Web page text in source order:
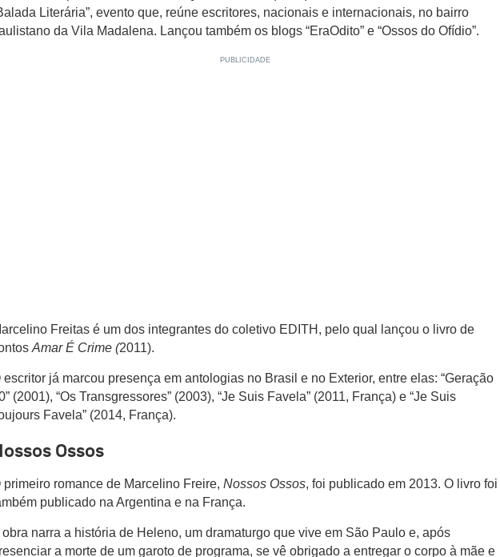
Literária”, evento que, reúne escritores, nacionais e internacionais, no bairro
da Vila Madalena. Lançou também os blogs “EraOdito” e “Ossos do Ofídio”.
Freitas é um dos integrantes do coletivo EDITH, pelo qual lançou o livro de
Amar É Crime (2011).
escritor já marcou presença em antologias no Brasil e no Exterior, entre elas: “Geração
(2001), “Os Transgressores” (2003), “Je Suis Favela” (2011, França) e “Je Suis
Favela” (2014, França).
Ossos
primeiro romance de Marcelino Freire, Nossos Ossos, foi publicado em 2013. O livro foi
publicado na Argentina e na França.
obra narra a história de Heleno, um dramaturgo que vive em São Paulo e, após
a morte de um garoto de programa, se vê obrigado a entregar o corpo à mãe e